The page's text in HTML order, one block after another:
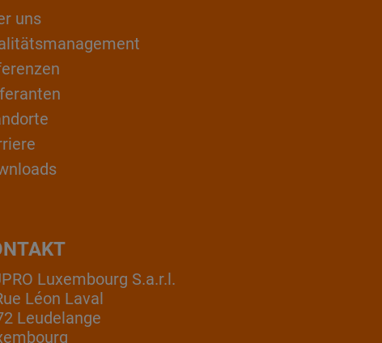
uns
Luxembourg S.a.r.l.
Léon Laval
Leudelange